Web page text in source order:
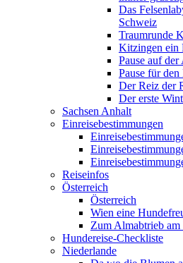
Das
Schweiz
Traumrunde
Kitzingen ein
Pause auf
Pause für
Der Reiz der
Der erste
Sachsen Anhalt
Einreisebestimmungen
Reiseinfos
Österreich
Österreich
Wien eine
Zum Almabtrieb
Hundereise-Checkliste
Niederlande